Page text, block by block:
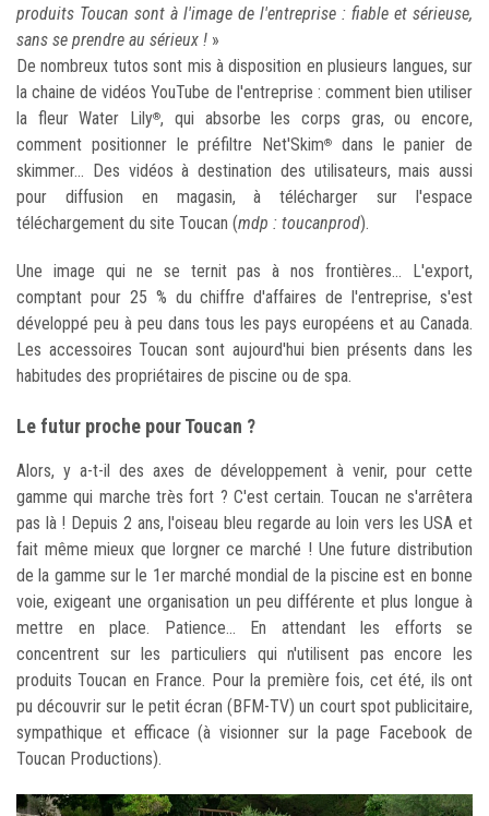
produits Toucan sont à l'image de l'entreprise : fiable et sérieuse,
sans se prendre au sérieux ! »
De nombreux tutos sont mis à disposition en plusieurs langues, sur
la chaine de vidéos YouTube de l'entreprise : comment bien utiliser
la fleur Water Lily®, qui absorbe les corps gras, ou encore,
comment positionner le préfiltre Net'Skim®
dans le panier de
skimmer... Des vidéos à destination des utilisateurs, mais aussi
pour diffusion en magasin, à télécharger sur l'espace
téléchargement du site Toucan (mdp : toucanprod).
Une image qui ne se ternit pas à nos frontières... L'export,
comptant pour 25 % du chiffre d'affaires de l'entreprise, s'est
développé peu à peu dans tous les pays européens et au Canada.
Les accessoires Toucan sont aujourd'hui bien présents dans les
habitudes des propriétaires de piscine ou de spa.
Le futur proche pour Toucan ?
Alors, y a-t-il des axes de développement à venir, pour cette
gamme qui marche très fort ? C'est certain. Toucan ne s'arrêtera
pas là ! Depuis 2 ans, l'oiseau bleu regarde au loin vers les USA et
fait même mieux que lorgner ce marché ! Une future distribution
de la gamme sur le 1er marché mondial de la piscine est en bonne
voie, exigeant une organisation un peu différente et plus longue à
mettre en place. Patience... En attendant les efforts se
concentrent sur les particuliers qui n'utilisent pas encore les
produits Toucan en France. Pour la première fois, cet été, ils ont
pu découvrir sur le petit écran (BFM-TV) un court spot publicitaire,
sympathique et efficace (à visionner sur la page Facebook de
Toucan Productions).